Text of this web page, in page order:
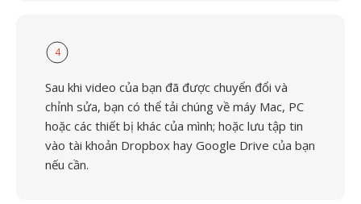
4
Sau khi video của bạn đã được chuyển đổi và
chỉnh sửa, bạn có thể tải chúng về máy Mac, PC
hoặc các thiết bị khác của mình; hoặc lưu tập tin
vào tài khoản Dropbox hay Google Drive của bạn
nếu cần.